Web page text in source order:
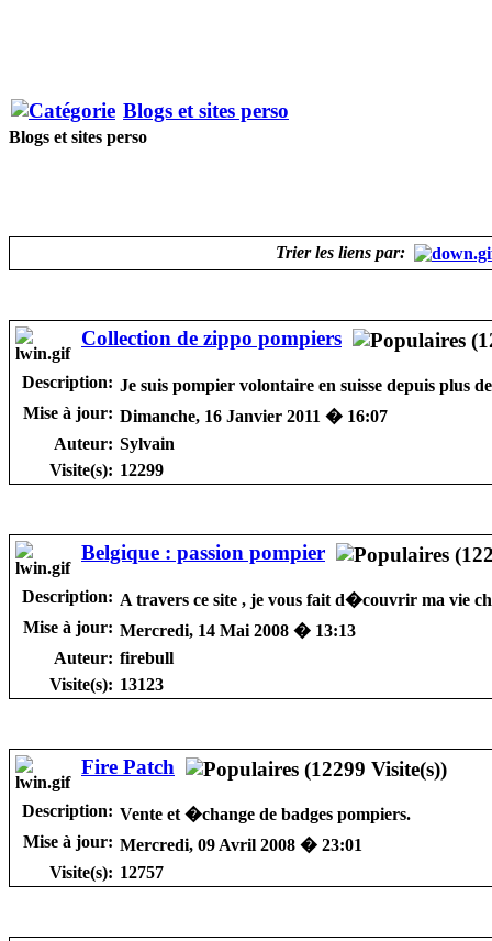
Blogs et sites perso
Blogs et sites perso
Trier les liens par:
Collection de zippo pompiers
Description: Je suis pompier volontaire en suisse depuis plus
Mise à jour: Dimanche, 16 Janvier 2011 � 16:07
Auteur: Sylvain
Visite(s): 12299
Belgique : passion pompier
Description: A travers ce site , je vous fait d�couvrir ma vie
Mise à jour: Mercredi, 14 Mai 2008 � 13:13
Auteur: firebull
Visite(s): 13123
Fire Patch
Description: Vente et �change de badges pompiers.
Mise à jour: Mercredi, 09 Avril 2008 � 23:01
Visite(s): 12757